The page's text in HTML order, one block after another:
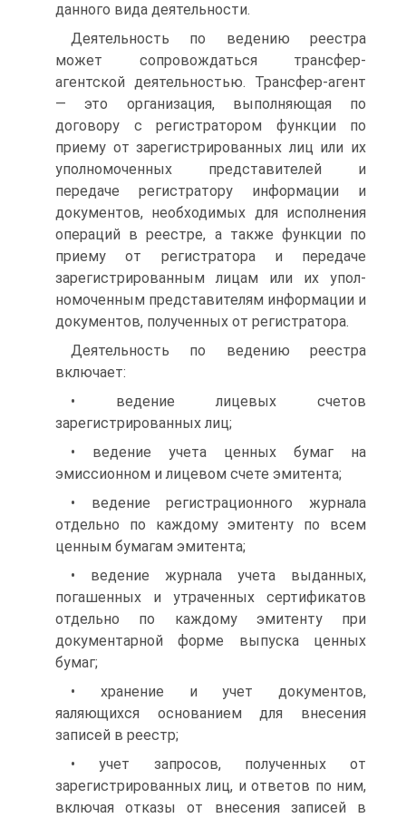
данного вида деятельности.
Деятельность по ведению реестра
может сопровождаться транс­фер-
агентской деятельностью. Трансфер-агент
— это организация, выполняющая по
договору с регистратором функции по
приему от зарегистрированных лиц или их
уполномоченных представителей и
передаче регистратору информации и
документов, необходимых для исполнения
операций в реестре, а также функции по
приему от регистратора и передаче
зарегистрированным лицам или их упол­
номоченным представителям информации и
документов, получен­ных от регистратора.
Деятельность по ведению реестра
включает:
• ведение лицевых счетов
зарегистрированных лиц;
• ведение учета ценных бумаг на
эмиссионном и лицевом сче­те эмитента;
• ведение регистрационного журнала
отдельно по каждому эмитенту по всем
ценным бумагам эмитента;
• ведение журнала учета выданных,
погашенных и утраченных сертификатов
отдельно по каждому эмитенту при
документарной форме выпуска ценных
бумаг;
• хранение и учет документов,
яаляющихся основанием для внесения
записей в реестр;
• учет запросов, полученных от
зарегистрированных лиц, и от­ветов по ним,
включая отказы от внесения записей в